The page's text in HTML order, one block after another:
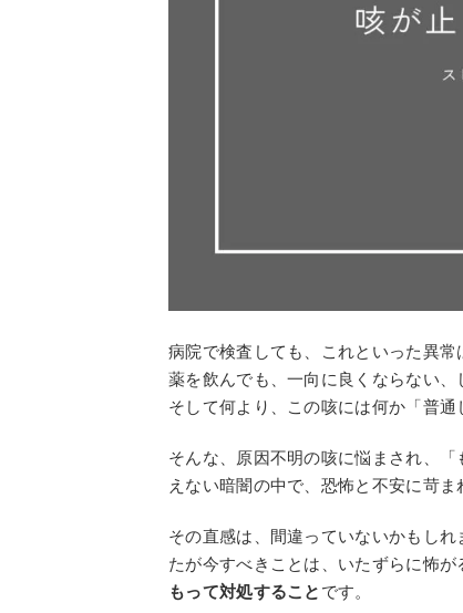
病院で検査しても、これといった異常
薬を飲んでも、一向に良くならない、
そして何より、この咳には何か「普
そんな、原因不明の咳に悩まされ、
えない暗闇の中で、恐怖と不安に苛ま
その直感は、間違っていないかもし
たが今すべきことは、いたずらに怖が
もって対処すること です。